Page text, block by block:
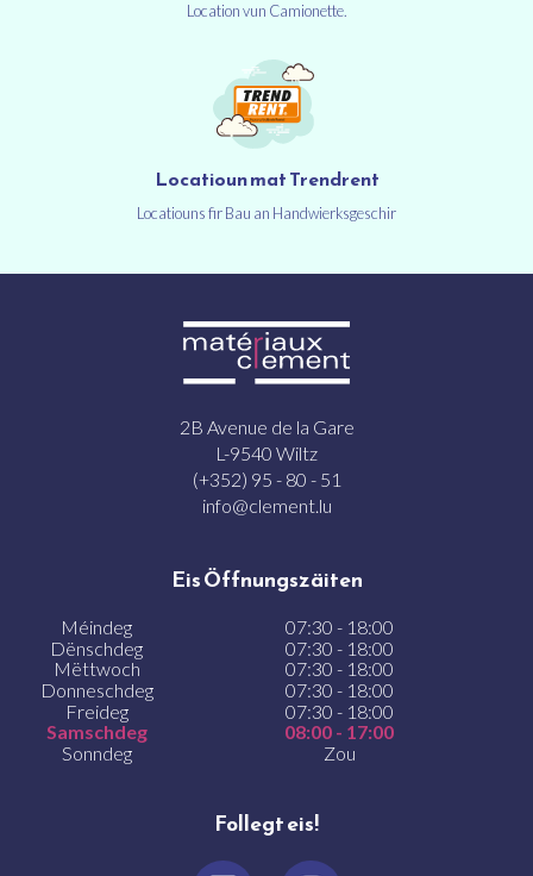
Location vun Camionette.
Locatioun mat Trendrent
Locatiouns fir Bau an Handwierksgeschir
2B Avenue de la Gare
L-9540 Wiltz
(+352) 95 - 80 - 51
info@clement.lu
Eis Öffnungszäiten
Méindeg
07:30 - 18:00
Dënschdeg
07:30 - 18:00
Mëttwoch
07:30 - 18:00
Donneschdeg
07:30 - 18:00
Freideg
07:30 - 18:00
Samschdeg
08:00 - 17:00
Sonndeg
Zou
Follegt eis!